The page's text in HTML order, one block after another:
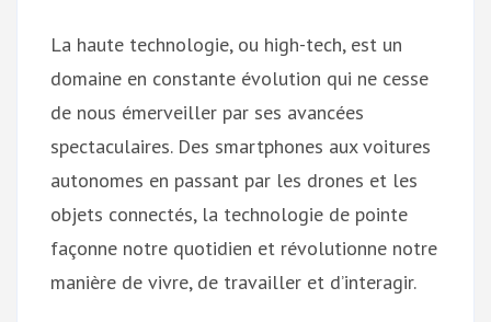
La haute technologie, ou high-tech, est un
domaine en constante évolution qui ne cesse
de nous émerveiller par ses avancées
spectaculaires. Des smartphones aux voitures
autonomes en passant par les drones et les
objets connectés, la technologie de pointe
façonne notre quotidien et révolutionne notre
manière de vivre, de travailler et d’interagir.